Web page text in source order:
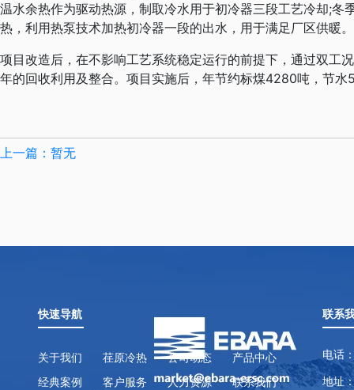
温水余热作为驱动热源，制取冷水用于初冷器三段工艺冷却;冬
热，利用热泵技术加热初冷器一段的出水，用于满足厂区供暖。
项目改造后，在不影响工艺系统稳定运行的前提下，通过双工
年的回收利用及整合。项目实施后，年节约标煤4280吨，节水
上一篇：暂无
快速导航
关于我们 荏原冷热 公司动态
产品中心
经典案例
客户服务 人力资源
联系我们
联系
电话
地址